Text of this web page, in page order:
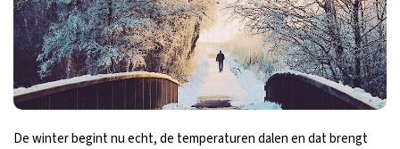
De winter begint nu echt, de temperaturen dalen en dat brengt